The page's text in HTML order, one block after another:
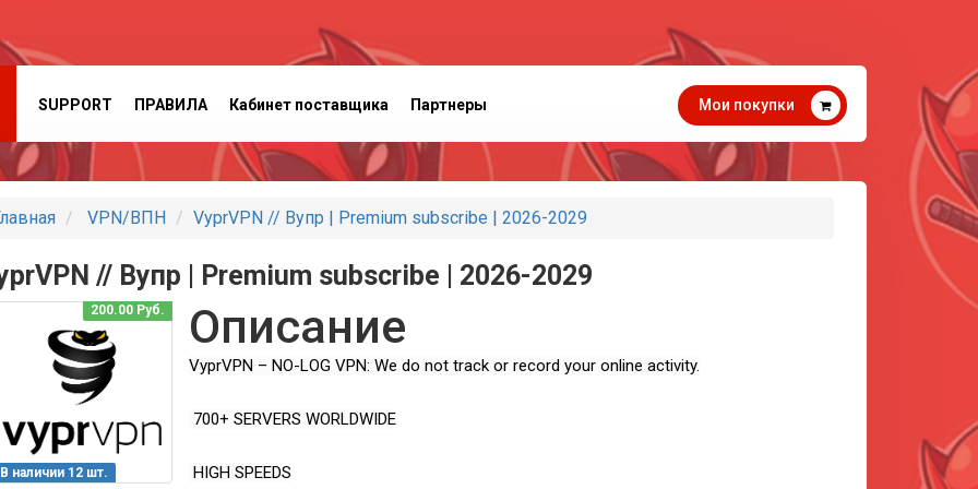
SUPPORT ПРАВИЛА Кабинет поставщика Партнеры Мои покупки
VPN/ВПН VyprVPN // Вупр | Premium subscribe | 2026-2029
// Вупр | Premium subscribe | 2026-2029
В наличии 12 шт.
200.00 Руб. Описание
VyprVPN – NO-LOG VPN: We do not track or record your online activity.
700+ SERVERS WORLDWIDE
HIGH SPEEDS